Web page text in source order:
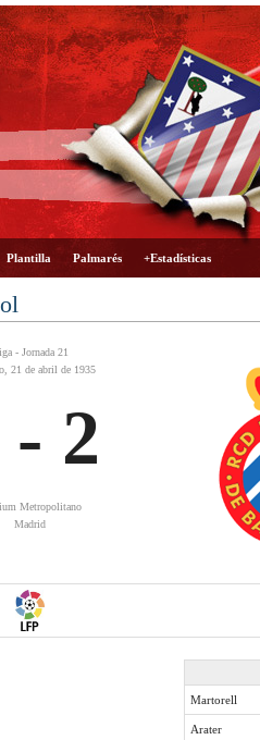
Plantilla Palmarés +Estadísticas
- Jornada 21
21 de abril de 1935
- 2
Metropolitano
Madrid
Martorell
Arater